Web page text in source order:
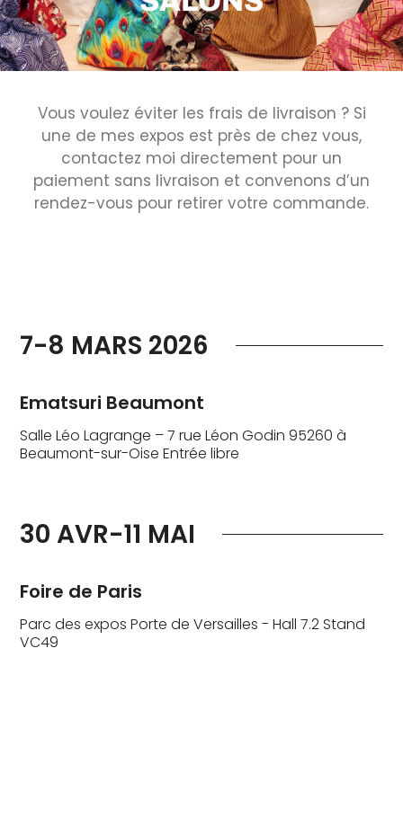
Vous voulez éviter les frais de livraison ? Si
une de mes expos est près de chez vous,
contactez moi directement pour un
paiement sans livraison et convenons d’un
rendez-vous pour retirer votre commande.
7-8 MARS 2026
Ematsuri Beaumont
Salle Léo Lagrange – 7 rue Léon Godin 95260 à
Beaumont-sur-Oise Entrée libre
30 AVR-11 MAI
Foire de Paris
Parc des expos Porte de Versailles - Hall 7.2 Stand
VC49